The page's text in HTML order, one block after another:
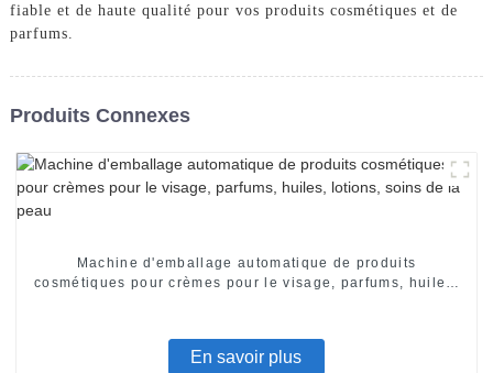
fiable et de haute qualité pour vos produits cosmétiques et de
parfums.
Produits Connexes
Machine d'emballage automatique de produits
cosmétiques pour crèmes pour le visage, parfums, huiles,
En savoir plus